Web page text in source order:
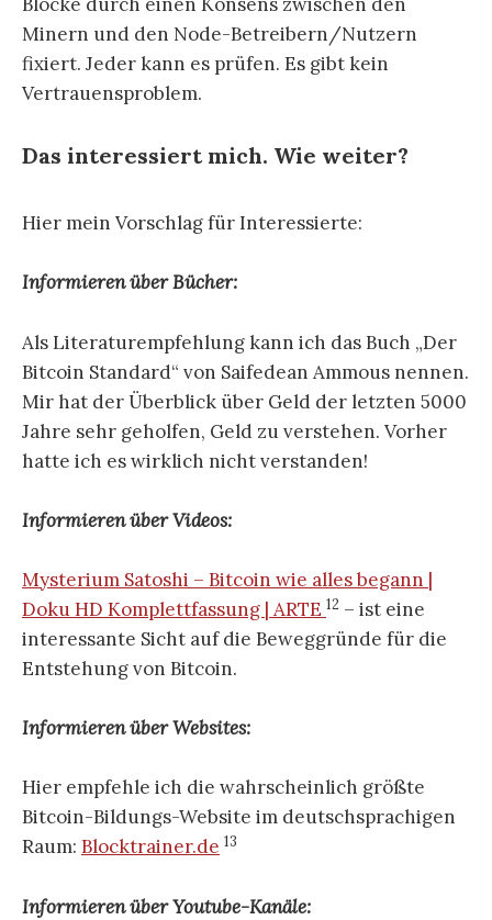
Minern und den Node-Betreibern/Nutzern
fixiert. Jeder kann es prüfen. Es gibt kein
Vertrauensproblem.
Das interessiert mich. Wie weiter?
Hier mein Vorschlag für Interessierte:
Informierenüber Bücher:
Als Literaturempfehlung kann ich das Buch „Der
Bitcoin Standard“ von Saifedean Ammous nennen.
Mir hat der Überblick über Geld der letzten 5000
Jahre sehr geholfen, Geld zu verstehen. Vorher
hatte ich es wirklich nicht verstanden!
Informieren über Videos:
Mysterium Satoshi – Bitcoin wie alles begann |
Doku HD Komplettfassung | ARTE 12 – ist eine
interessante Sicht auf die Beweggründe für die
Entstehung von Bitcoin.
Informieren über Websites:
Hier empfehle ich die wahrscheinlich größte
Bitcoin-Bildungs-Website im deutschsprachigen
Raum: Blocktrainer.de 13
Informieren über Youtube-Kanäle: